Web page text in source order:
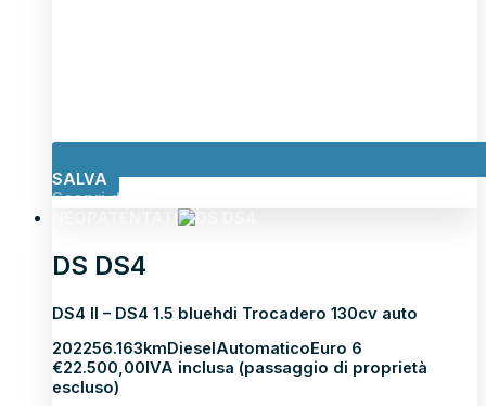
SALVA
Scopri di più
DS DS4
DS4 II – DS4 1.5 bluehdi Trocadero 130cv auto
202256.163kmDieselAutomaticoEuro 6
€22.500,00IVA inclusa (passaggio di proprietà
escluso)